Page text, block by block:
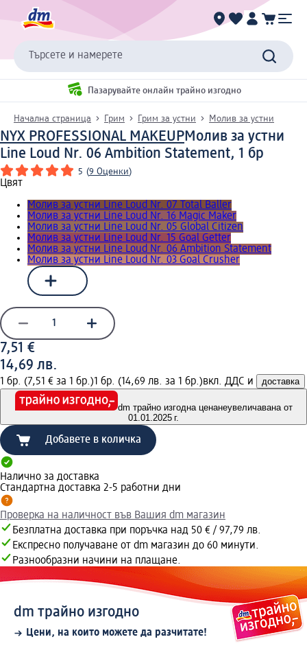
Търсете и намерете
Пазарувайте онлайн трайно изгодно
Начална страница Грим Грим за устни Молив за устни
NYX PROFESSIONAL MAKEUPМолив за устни
Line Loud Nr. 06 Ambition Statement, 1 бр
5 (9 Оценки)
Цвят
Молив за устни Line Loud Nr. 07 Total Baller
Молив за устни Line Loud Nr. 16 Magic Maker
Молив за устни Line Loud Nr. 05 Global Citizen
Молив за устни Line Loud Nr. 15 Goal Getter
Молив за устни Line Loud Nr. 06 Ambition Statement
Молив за устни Line Loud Nr. 03 Goal Crusher
7,51 €
14,69 лв.
1 бр. (7,51 € за 1 бр.)1 бр. (14,69 лв. за 1 бр.)вкл. ДДС и доставка
dm трайно изгодна ценанеувеличавана от
01.01.2025 г.
Добавете в количка
Налично за доставка
Стандартна доставка 2-5 работни дни
Проверка на наличност във Вашия dm магазин
Безплатна доставка при поръчка над 50 € / 97,79 лв.
Експресно получаване от dm магазин до 60 минути.
Разнообразни начини на плащане.
dm трайно изгодно
Цени, на които можете да разчитате!